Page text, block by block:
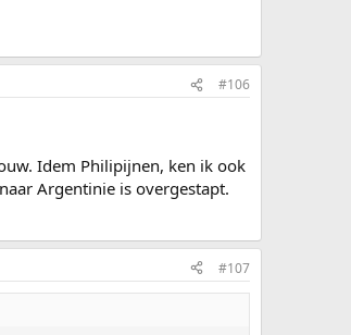
#106
Idem Philipijnen, ken ik ook
Argentinie is overgestapt.
#107